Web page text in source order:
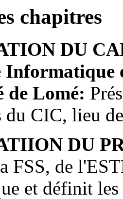
chapitres
DU
Informatique
de Lomé:
du CIC, lieu
DU
FSS, de
et définit